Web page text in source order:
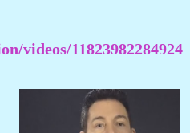
videos/11823982284924